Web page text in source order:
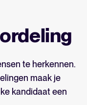
te herkennen.
maak je
kandidaat een